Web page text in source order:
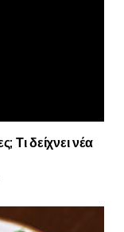
Τι δείχνει νέα